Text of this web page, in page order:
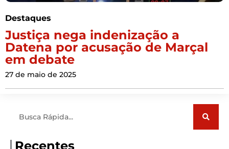
Destaques
Justiça nega indenização a
Datena por acusação de Marçal
em debate
27 de maio de 2025
Recentes